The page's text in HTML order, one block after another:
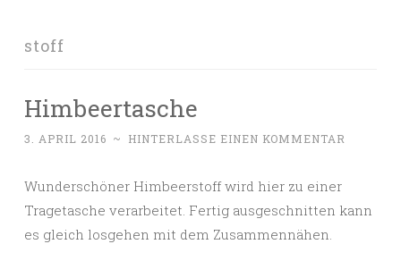
stoff
Himbeertasche
3. APRIL 2016 ~ HINTERLASSE EINEN KOMMENTAR
Wunderschöner Himbeerstoff wird hier zu einer
Tragetasche verarbeitet. Fertig ausgeschnitten kann
es gleich losgehen mit dem Zusammennähen.